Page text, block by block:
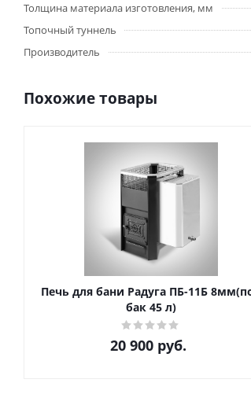
Толщина материала изготовления, мм
Топочный туннель
Производитель
Похожие товары
Печь для бани Радуга ПБ-11Б
бак 45 л)
20 900руб.